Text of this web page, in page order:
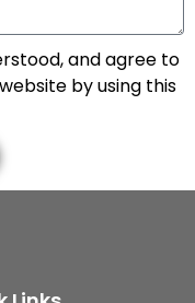
and agree to
by using this